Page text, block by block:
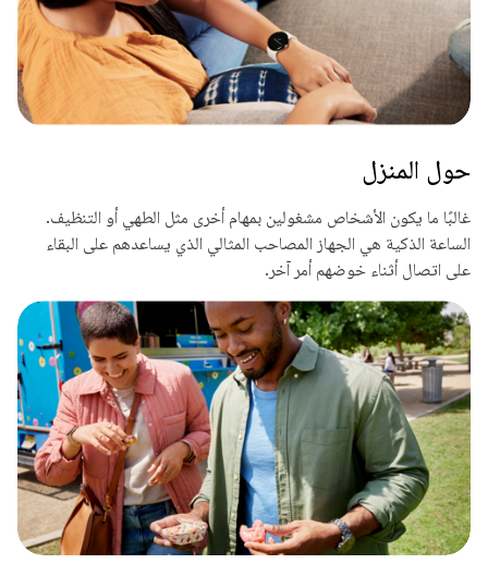
حول المنزل
غالبًا ما يكون الأشخاص مشغولين بمهام أخرى مثل الطهي أو التنظيف.
الساعة الذكية هي الجهاز المصاحب المثالي الذي يساعدهم على البقاء
على اتصال أثناء خوضهم أمر آخر.